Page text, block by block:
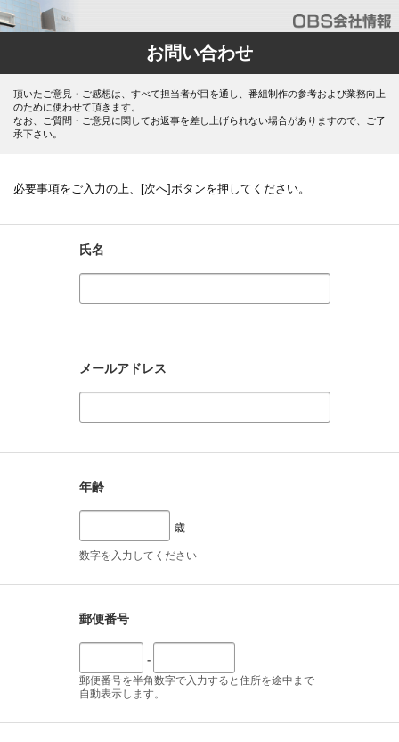
お問い合わせ
頂いたご意見・ご感想は、すべて担当者が目を通し、番組制作の参考および業務向上
のために使わせて頂きます。
なお、ご質問・ご意見に関してお返事を差し上げられない場合がありますので、ご了
承下さい。
必要事項をご入力の上、[次へ]ボタンを押してください。
氏名
メールアドレス
年齢
歳
数字を入力してください
郵便番号
-
郵便番号を半角数字で入力すると住所を途中まで
自動表示します。